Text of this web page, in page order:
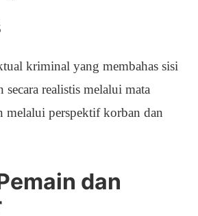
kriminal yang membahas sisi
secara realistis melalui mata
melalui perspektif korban dan
dan